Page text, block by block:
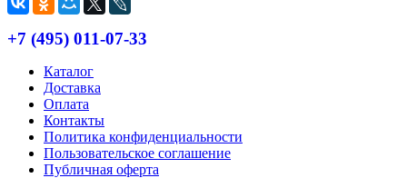
+7 (495) 011-07-33
Каталог
Доставка
Оплата
Контакты
Политика конфиденциальности
Пользовательское соглашение
Публичная оферта